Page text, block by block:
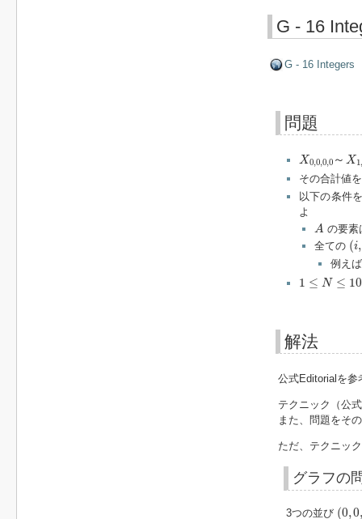
G - 16
G - 16 Integers
問題
X0,0,0,0 ～ X 1,
X0 ～X
その合計値
以下の条件
よ
A
A の要
全ての (i,
( ,
例え
1 ≤ N ≤ 10
1 N ≤10 6
解法
公式Editorialを参
テクニック（公
また、問題をそ
ただ、テクニッ
グラフの
3つの並び (0,0
(0, 0,